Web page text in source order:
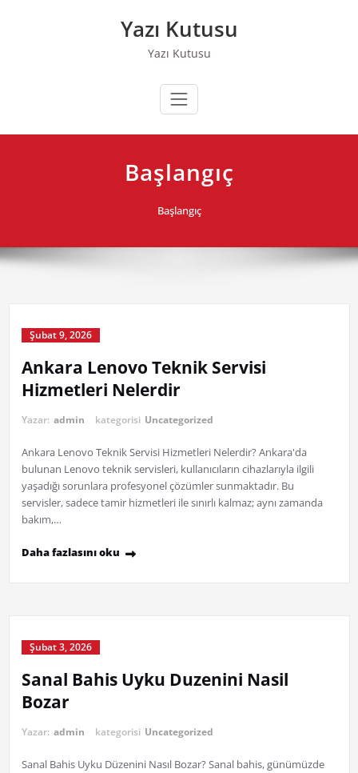
Yazı Kutusu
Yazı Kutusu
Başlangıç
Başlangıç
Şubat 9, 2026
Ankara Lenovo Teknik Servisi
Hizmetleri Nelerdir
Yazar: admin kategorisi Uncategorized
Ankara Lenovo Teknik Servisi Hizmetleri Nelerdir? Ankara'da
bulunan Lenovo teknik servisleri, kullanıcıların cihazlarıyla ilgili
yaşadığı sorunlara profesyonel çözümler sunmaktadır. Bu
servisler, sadece tamir hizmetleri ile sınırlı kalmaz; aynı zamanda
bakım,…
Daha fazlasını oku
Şubat 3, 2026
Sanal Bahis Uyku Duzenini Nasil
Bozar
Yazar: admin kategorisi Uncategorized
Sanal Bahis Uyku Düzenini Nasıl Bozar? Sanal bahis, günümüzde